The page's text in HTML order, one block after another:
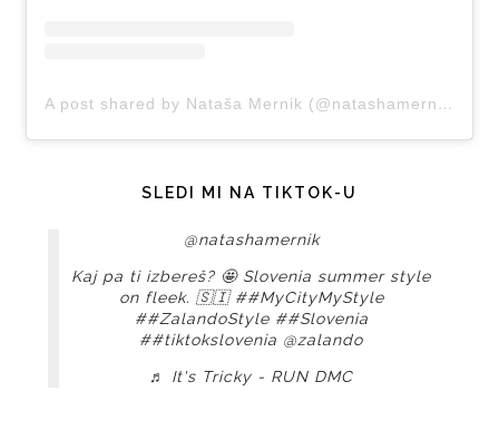
A post shared by Nataša Mernik (@natashamernik)
SLEDI MI NA TIKTOK-U
@natashamernik
Kaj pa ti izbereš? 🤩 Slovenia summer style
on fleek. 🇸🇮 ##MyCityMyStyle
##ZalandoStyle ##Slovenia
##tiktokslovenia @zalando
♬ It's Tricky - RUN DMC